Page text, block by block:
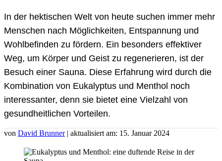
In der hektischen Welt von heute suchen immer mehr
Menschen nach Möglichkeiten, Entspannung und
Wohlbefinden zu fördern. Ein besonders effektiver
Weg, um Körper und Geist zu regenerieren, ist der
Besuch einer Sauna. Diese Erfahrung wird durch die
Kombination von Eukalyptus und Menthol noch
interessanter, denn sie bietet eine Vielzahl von
gesundheitlichen Vorteilen.
von David Brunner | aktualisiert am: 15. Januar 2024